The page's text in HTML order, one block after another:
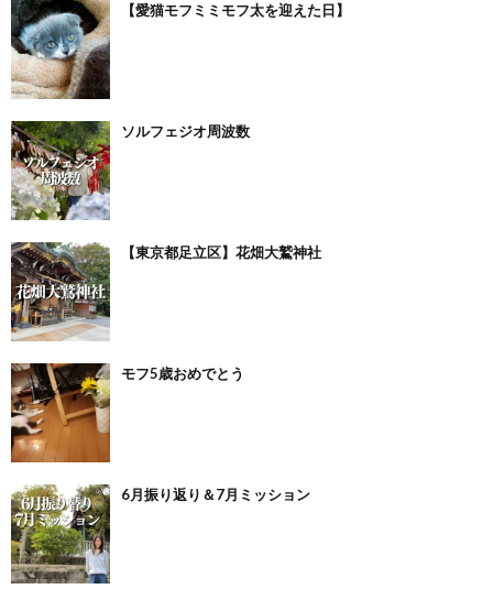
【愛猫モフミミモフ太を迎えた日】⁡
ソルフェジオ周波数
【東京都足立区】花畑大鷲神社
モフ5歳おめでとう
6月振り返り＆7月ミッション